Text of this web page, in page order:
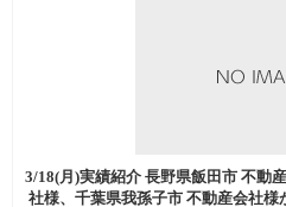
3/18(月)実績紹介 長野県飯田市 不動
社様、千葉県我孫子市 不動産会社